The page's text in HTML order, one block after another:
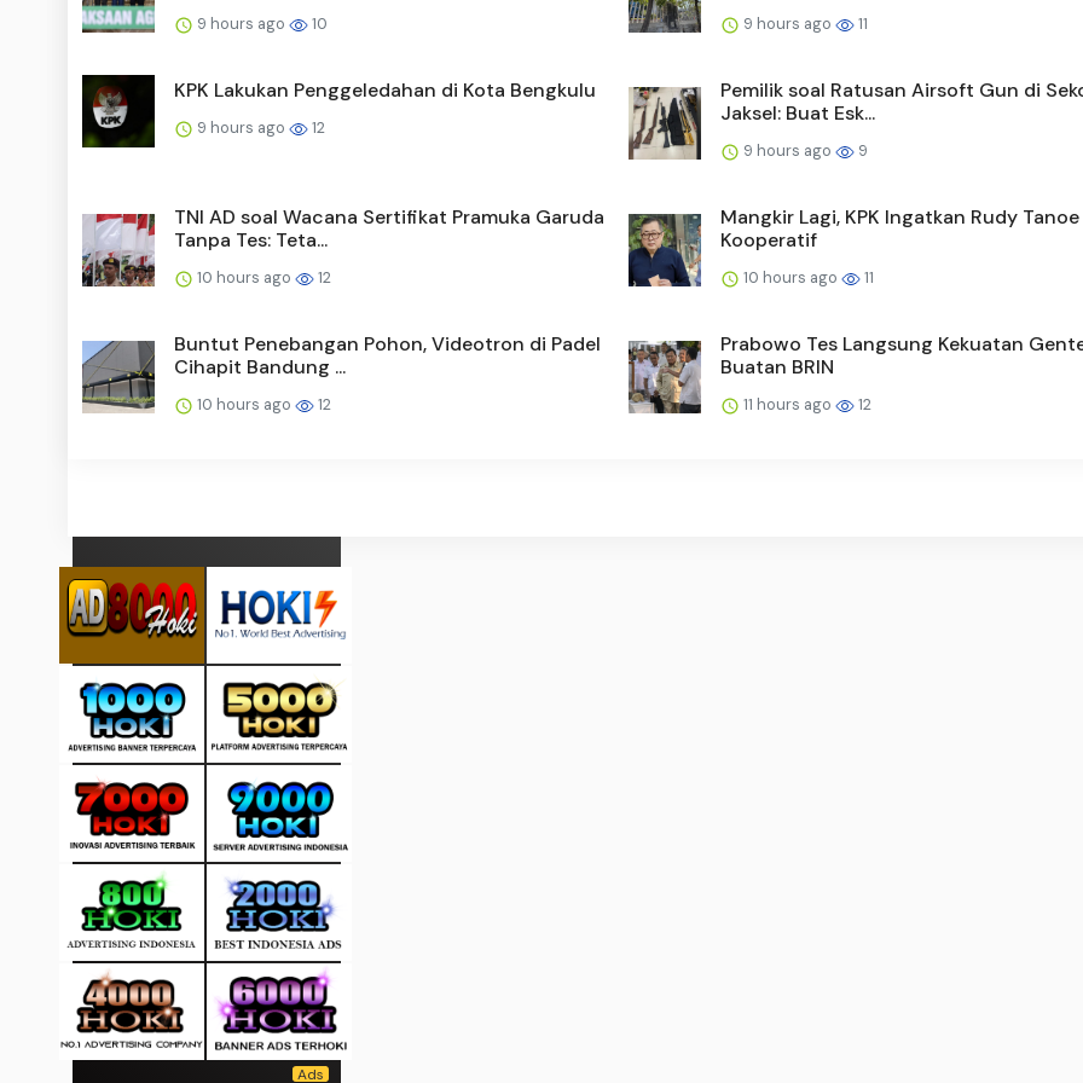
9 hours ago 10 9 hours ago 11
KPK Lakukan Penggeledahan di Kota Bengkulu
9 hours ago 12
Pemilik soal Ratusan Airsoft Gun di
Jaksel: Buat Esk...
9 hours ago 9
TNI AD soal Wacana Sertifikat Pramuka Garuda
Tanpa Tes: Teta...
10 hours ago 12
Mangkir Lagi, KPK Ingatkan Rudy Tanoe
Kooperatif
10 hours ago 11
Buntut Penebangan Pohon, Videotron di Padel
Cihapit Bandung ...
10 hours ago 12
Prabowo Tes Langsung Kekuatan
Buatan BRIN
11 hours ago 12